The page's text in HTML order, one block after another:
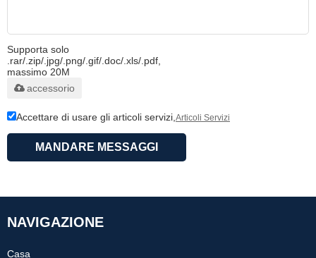
Supporta solo
.rar/.zip/.jpg/.png/.gif/.doc/.xls/.pdf,
massimo 20M
accessorio
Accettare di usare gli articoli servizi, Articoli Servizi
MANDARE MESSAGGI
NAVIGAZIONE
Casa